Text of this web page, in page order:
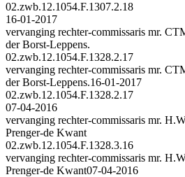
02.zwb.12.1054.F.1307.2.18
16-01-2017
vervanging rechter-commissaris mr.
der Borst-Leppens.
02.zwb.12.1054.F.1328.2.17
vervanging rechter-commissaris mr.
der Borst-Leppens.16-01-2017
02.zwb.12.1054.F.1328.2.17
07-04-2016
vervanging rechter-commissaris mr.
Prenger-de Kwant
02.zwb.12.1054.F.1328.3.16
vervanging rechter-commissaris mr.
Prenger-de Kwant07-04-2016